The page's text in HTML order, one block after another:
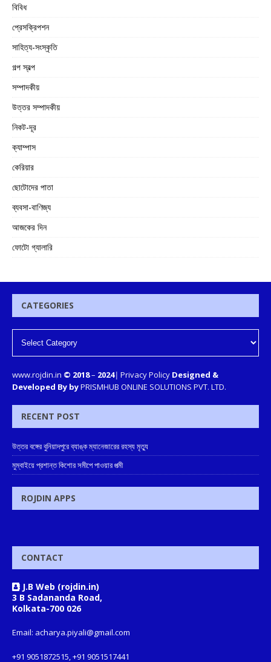
বিবিধ
প্রেসক্রিপশন
সাহিত্য-সংস্কৃতি
গল্প স্বল্প
সম্পাদকীয়
উত্তর সম্পাদকীয়
নিকট-দূর
ক্যাম্পাস
কেরিয়ার
ছোটোদের পাতা
ব্যবসা-বাণিজ্য
আজকের দিন
ফোটো গ্যালারি
CATEGORIES
www.rojdin.in © 2018– 2024| Privacy Policy Designed &
Developed By byPRISMHUB ONLINE SOLUTIONS PVT. LTD.
RECENT POST
উত্তর বঙ্গের বুনিয়াদপুরে ব্যাঙ্ক ম্যানেজারের রহস্য মৃত্যু
মুম্বাইয়ে প্রশান্ত কিশোর সমীপে পাওয়ার পত্মী
ROJDIN APPS
CONTACT
J.B Web (rojdin.in)
3 B Sadananda Road,
Kolkata-700 026
Email: acharya.piyali@gmail.com
+91 9051872515, +91 9051517441